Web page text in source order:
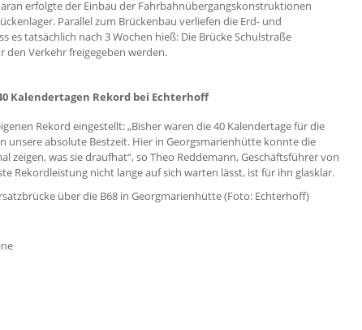
erfolgte der Einbau der Fahrbahnübergangskonstruktionen
Parallel zum Brückenbau verliefen die Erd- und
es tatsächlich nach 3 Wochen hieß: Die Brücke Schulstraße
den Verkehr freigegeben werden.
Kalendertagen Rekord bei Echterhoff
Rekord eingestellt: „Bisher waren die 40 Kalendertage für die
unsere absolute Bestzeit. Hier in Georgsmarienhütte konnte die
zeigen, was sie draufhat“, so Theo Reddemann, Geschäftsführer von
Rekordleistung nicht lange auf sich warten lässt, ist für ihn glasklar.
über die B68 in Georgmarienhütte (Foto: Echterhoff)